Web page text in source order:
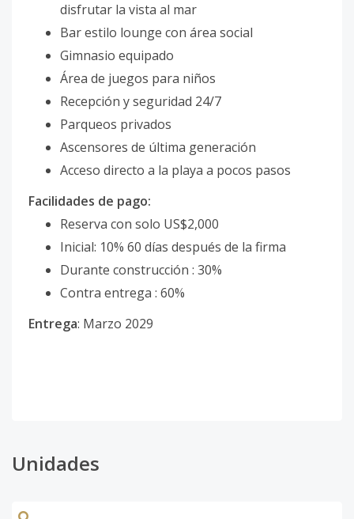
disfrutar la vista al mar
Bar estilo lounge con área social
Gimnasio equipado
Área de juegos para niños
Recepción y seguridad 24/7
Parqueos privados
Ascensores de última generación
Acceso directo a la playa a pocos pasos
Facilidades de pago:
Reserva con solo US$2,000
Inicial: 10% 60 días después de la firma
Durante construcción : 30%
Contra entrega : 60%
Entrega: Marzo 2029
Unidades